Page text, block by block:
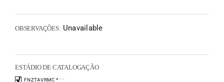
OBSERVAÇÕES: Unavailable
ESTÁDIO DE CATALOGAÇÃO
FNZTAVRMC ****